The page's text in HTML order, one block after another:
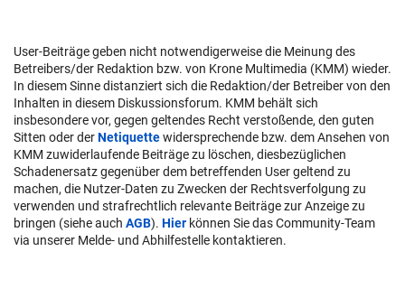
User-Beiträge geben nicht notwendigerweise die Meinung des
Betreibers/der Redaktion bzw. von Krone Multimedia (KMM) wieder.
In diesem Sinne distanziert sich die Redaktion/der Betreiber von den
Inhalten in diesem Diskussionsforum. KMM behält sich
insbesondere vor, gegen geltendes Recht verstoßende, den guten
Sitten oder derNetiquettewidersprechende bzw. dem Ansehen von
KMM zuwiderlaufende Beiträge zu löschen, diesbezüglichen
Schadenersatz gegenüber dem betreffenden User geltend zu
machen, die Nutzer-Daten zu Zwecken der Rechtsverfolgung zu
verwenden und strafrechtlich relevante Beiträge zur Anzeige zu
bringen (siehe auch AGB). Hier können Sie das Community-Team
via unserer Melde- und Abhilfestelle kontaktieren.